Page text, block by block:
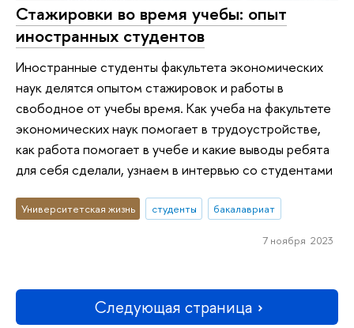
Стажировки во время учебы: опыт
иностранных студентов
Иностранные студенты факультета экономических
наук делятся опытом стажировок и работы в
свободное от учебы время. Как учеба на факультете
экономических наук помогает в трудоустройстве,
как работа помогает в учебе и какие выводы ребята
для себя сделали, узнаем в интервью со студентами
Университетская жизнь студенты бакалавриат
7 ноября 2023
Следующая страница